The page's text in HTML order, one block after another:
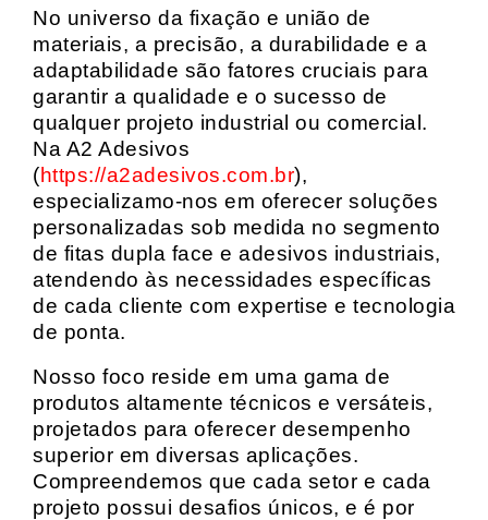
No universo da fixação e união de
materiais, a precisão, a durabilidade e a
adaptabilidade são fatores cruciais para
garantir a qualidade e o sucesso de
qualquer projeto industrial ou comercial.
Na A2 Adesivos
(https://a2adesivos.com.br),
especializamo-nos em oferecer soluções
personalizadas sob medida no segmento
de fitas dupla face e adesivos industriais,
atendendo às necessidades específicas
de cada cliente com expertise e tecnologia
de ponta.
Nosso foco reside em uma gama de
produtos altamente técnicos e versáteis,
projetados para oferecer desempenho
superior em diversas aplicações.
Compreendemos que cada setor e cada
projeto possui desafios únicos, e é por